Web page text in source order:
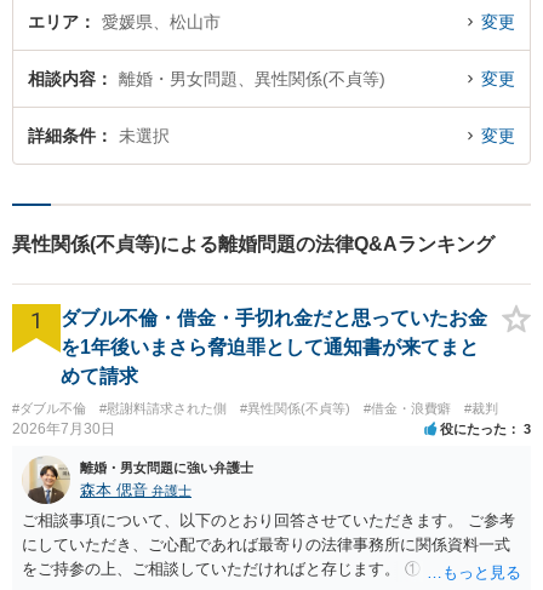
エリア 愛媛県、松山市 変更
相談内容 離婚・男女問題、異性関係(不貞等) 変更
詳細条件 未選択 変更
異性関係(不貞等)による離婚問題の法律Q&Aランキング
1
ダブル不倫・借金・手切れ金だと思っていたお金
を1年後いまさら脅迫罪として通知書が来てまと
めて請求
#ダブル不倫 #慰謝料請求された側 #異性関係(不貞等) #借金・浪費癖 #裁判
2026年7月30日 役にたった 3
離婚・男女問題に強い弁護士
森本 偲音 弁護士
ご相談事項について、以下のとおり回答させていただきます。 ご参考
にしていただき、ご心配であれば最寄りの法律事務所に関係資料一式
をご持参の上、ご相談していただければと存じます。 ① このLINEの